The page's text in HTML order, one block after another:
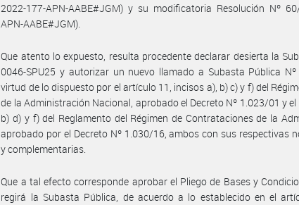
2022-177-APN-AABE#JGM) y su modificatoria Resolución Nº
APN-AABE#JGM).
Que atento lo expuesto, resulta procedente declarar desierta la
0046-SPU25 y autorizar un nuevo llamado a Subasta Pública Nº
virtud de lo dispuesto por el artículo 11, incisos a), b) c) y f) del
de la Administración Nacional, aprobado el Decreto Nº 1.023/01 y el
b) d) y f) del Reglamento del Régimen de Contrataciones de la
aprobado por el Decreto Nº 1.030/16, ambos con sus respectivas
y complementarias.
Que a tal efecto corresponde aprobar el Pliego de Bases y
regirá la Subasta Pública, de acuerdo a lo establecido en el